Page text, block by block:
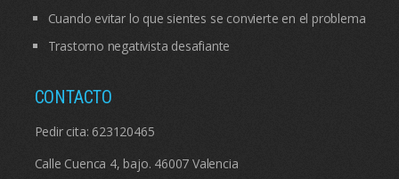
Cuando evitar lo que sientes se convierte en el problema
Trastorno negativista desafiante
CONTACTO
Pedir cita: 623120465
Calle Cuenca 4, bajo. 46007 Valencia